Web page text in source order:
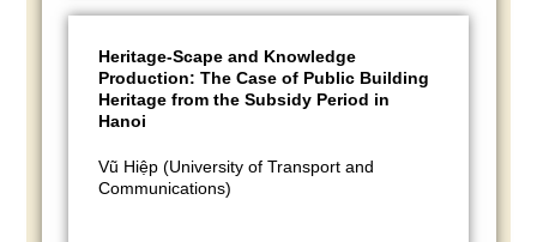
Heritage-Scape and Knowledge
Production: The Case of Public Building
Heritage from the Subsidy Period in
Hanoi
Vũ Hiệp (University of Transport and
Communications)